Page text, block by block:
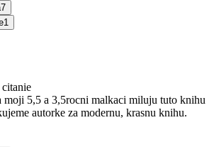
7
1
moji 5,5 a 3,5rocni malkaci miluju tuto knihu
autorke za modernu, krasnu knihu.